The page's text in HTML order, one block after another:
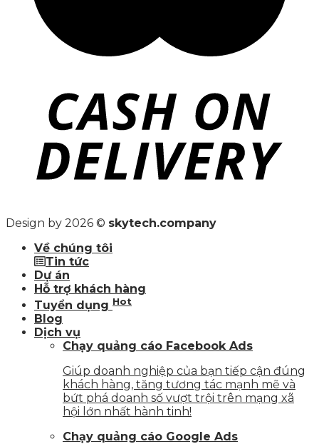
Design by 2026 © skytech.company
Về chúng tôi
Tin tức
Dự án
Hỗ trợ khách hàng
Tuyển dụng Hot
Blog
Dịch vụ
Chạy quảng cáo Facebook Ads
Giúp doanh nghiệp của bạn tiếp cận đúng
khách hàng, tăng tương tác mạnh mẽ và
bứt phá doanh số vượt trội trên mạng xã
hội lớn nhất hành tinh!
Chạy quảng cáo Google Ads